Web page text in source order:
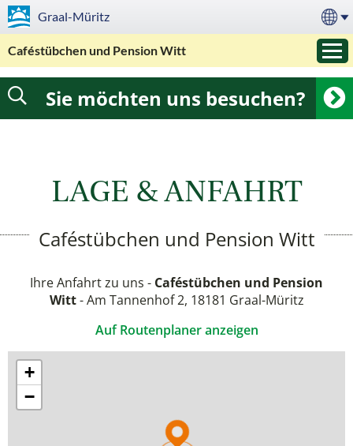
Graal-Müritz
Caféstübchen und Pension Witt
Sie möchten uns besuchen?
LAGE & ANFAHRT
Caféstübchen und Pension Witt
Ihre Anfahrt zu uns - Caféstübchen und Pension
Witt- Am Tannenhof 2, 18181 Graal-Müritz
Auf Routenplaner anzeigen